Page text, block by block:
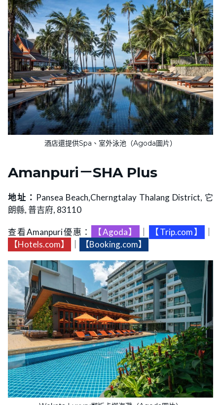
酒店還提供Spa、室外泳池（Agoda圖片）
Amanpuri－SHA Plus
地址： Pansea Beach,Cherngtalay Thalang District, 它
朗縣, 普吉府, 83110
查看Amanpuri優惠： 【Agoda】 【Trip.com】
【Hotels.com】
【Booking.com】